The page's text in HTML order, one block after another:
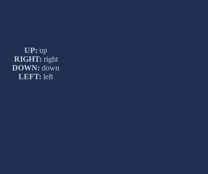
UP: up
RIGHT: right
DOWN: down
LEFT: left